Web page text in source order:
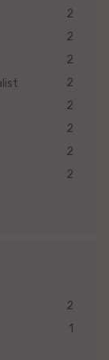
2
2
2
2
2
2
2
2
2
1